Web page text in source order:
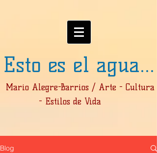
Esto es el agua...
Mario Alegre-Barrios / Arte - Cultura
- Estilos de Vida
Blog